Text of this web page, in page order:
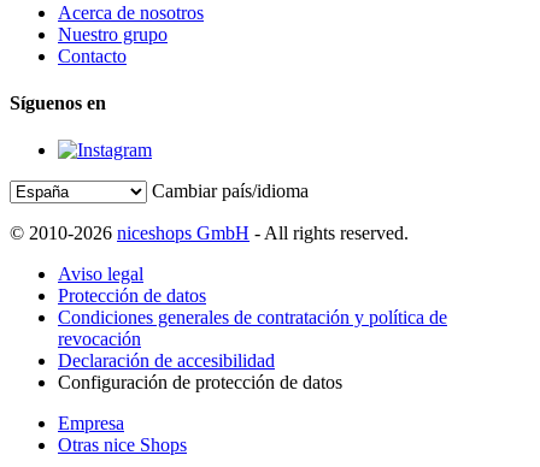
Acerca de nosotros
Nuestro grupo
Contacto
Síguenos en
Cambiar país/idioma
© 2010-2026 niceshops GmbH - All rights reserved.
Aviso legal
Protección de datos
Condiciones generales de contratación y política de
revocación
Declaración de accesibilidad
Configuración de protección de datos
Empresa
Otras nice Shops